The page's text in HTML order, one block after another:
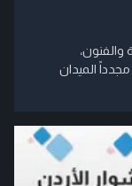
والفنون،
الميدان